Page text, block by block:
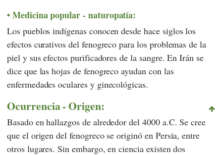
Medicina popular - naturopatía:
Los pueblos indígenas conocen desde hace siglos los
efectos curativos del fenogreco para los problemas de la
piel y sus efectos purificadores de la sangre. En Irán se
dice que las hojas de fenogreco ayudan con las
enfermedades oculares y ginecológicas.
Ocurrencia - Origen:
Basado en hallazgos de alrededor del 4000 a.C. Se cree
que el origen del fenogreco se originó en Persia, entre
otros lugares. Sin embargo, en ciencia existen dos